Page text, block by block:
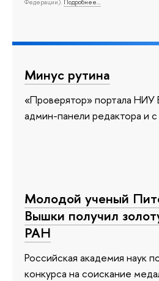
Федерации). Подробнее…
Минус рутина
«Проверятор» портала
админ-панели редактора и
Молодой ученый
Вышки получил
РАН
Российская академия наук
конкурса на соискание